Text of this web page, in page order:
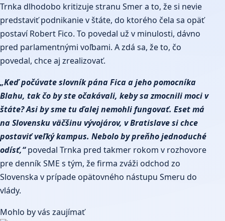
Trnka dlhodobo kritizuje stranu Smer a to, že si nevie
predstaviť podnikanie v štáte, do ktorého čela sa opäť
postaví Robert Fico. To povedal už v minulosti, dávno
pred parlamentnými voľbami. A zdá sa, že to, čo
povedal, chce aj zrealizovať.
„Keď počúvate slovník pána Fica a jeho pomocníka
Blahu, tak čo by ste očakávali, keby sa zmocnili moci v
štáte? Asi by sme tu ďalej nemohli fungovať. Eset má
na Slovensku väčšinu vývojárov, v Bratislave si chce
postaviť veľký kampus. Nebolo by preňho jednoduché
odísť,“povedal Trnka pred takmer rokom v rozhovore
predenník SME s tým, že firma zváži odchod zo
Slovenska v prípade opätovného nástupu Smeru do
vlády.
Mohlo by vás zaujímať